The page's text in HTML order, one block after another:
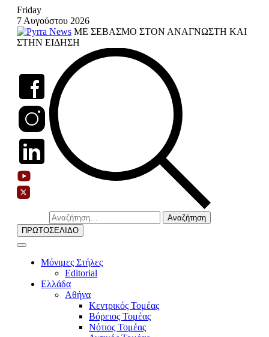
Skip
content
Friday
7 Αυγούστου 2026
ΜΕ ΣΕΒΑΣΜΟ ΣΤΟΝ ΑΝΑΓΝΩΣΤΗ ΚΑΙ
ΣΤΗΝ ΕΙΔΗΣΗ
Αναζήτηση
για:
ΠΡΩΤΟΣΕΛΙΔΟ
Μόνιμες Στήλες
Editorial
Ελλάδα
Αθήνα
Κεντρικός Τομέας
Βόρειος Τομέας
Νότιος Τομέας